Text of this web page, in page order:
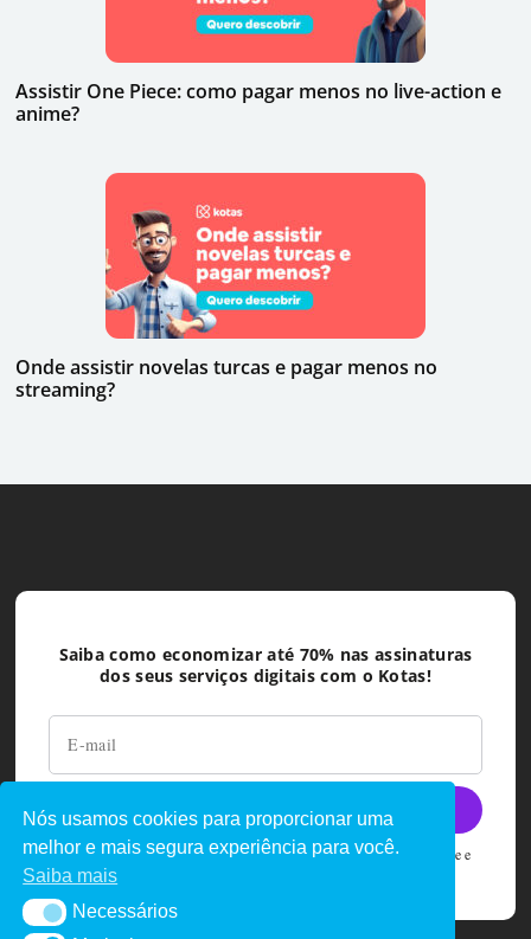
Assistir One Piece: como pagar menos no live-action e
anime?
Onde assistir novelas turcas e pagar menos no
streaming?
Saiba como economizar até 70% nas assinaturas
dos seus serviços digitais com o Kotas!
Ao deixar seu e-mail você concorda com as políticas de privacidade e
Nós usamos cookies para proporcionar uma
melhor e mais segura experiência para você.
Saiba mais
NecessáriosNecessários